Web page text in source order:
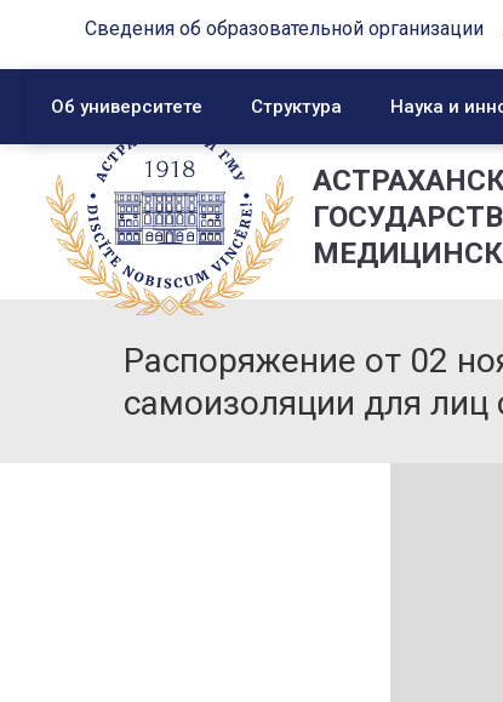
Сведения об образовательной организации
Об университете Структура Наука и
Распоряжение от 02
самоизоляции для лиц